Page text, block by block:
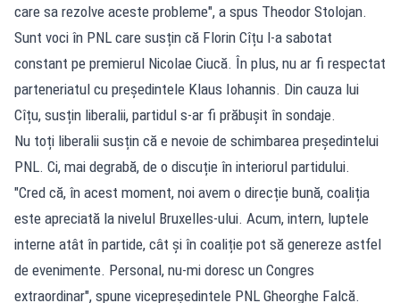
care sa rezolve aceste probleme", a spus Theodor Stolojan.
Sunt voci în PNL care susțin că Florin Cîțu l-a sabotat
constant pe premierul Nicolae Ciucă. În plus, nu ar fi respectat
parteneriatul cu președintele Klaus Iohannis. Din cauza lui
Cîțu, susțin liberalii, partidul s-ar fi prăbușit în sondaje.
Nu toți liberalii susțin că e nevoie de schimbarea președintelui
PNL. Ci, mai degrabă, de o discuție în interiorul partidului.
"Cred că, în acest moment, noi avem o direcție bună, coaliția
este apreciată la nivelul Bruxelles-ului. Acum, intern, luptele
interne atât în partide, cât și în coaliție pot să genereze astfel
de evenimente. Personal, nu-mi doresc un Congres
extraordinar", spune vicepreședintele PNL Gheorghe Falcă.